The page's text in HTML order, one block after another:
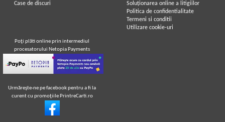
Case de discuri
Soluționarea online a litigiilor
Politica de confidentialitate
Termeni si conditii
Utilizare cookie-uri
Poţi plăti online prin intermediul
procesatorului Netopia Payments
Urmăreşte-ne pe facebook pentru a fi la
curent cu promoţiile PrintreCarti.ro